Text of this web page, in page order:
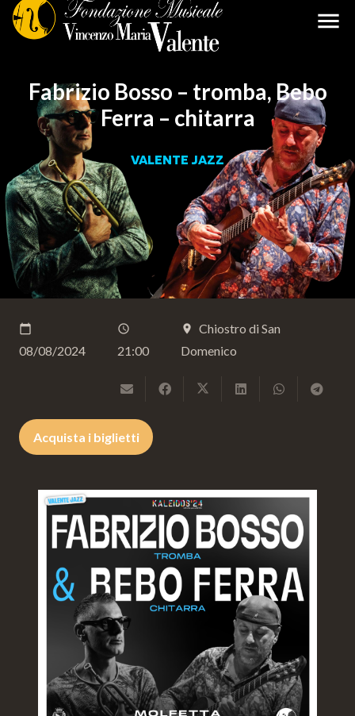
menu
Fabrizio Bosso – tromba, Bebo
Ferra – chitarra
VALENTE JAZZ
calendar_today
08/08/2024
schedule
21:00
place
Chiostro di San
Domenico
Acquista i biglietti